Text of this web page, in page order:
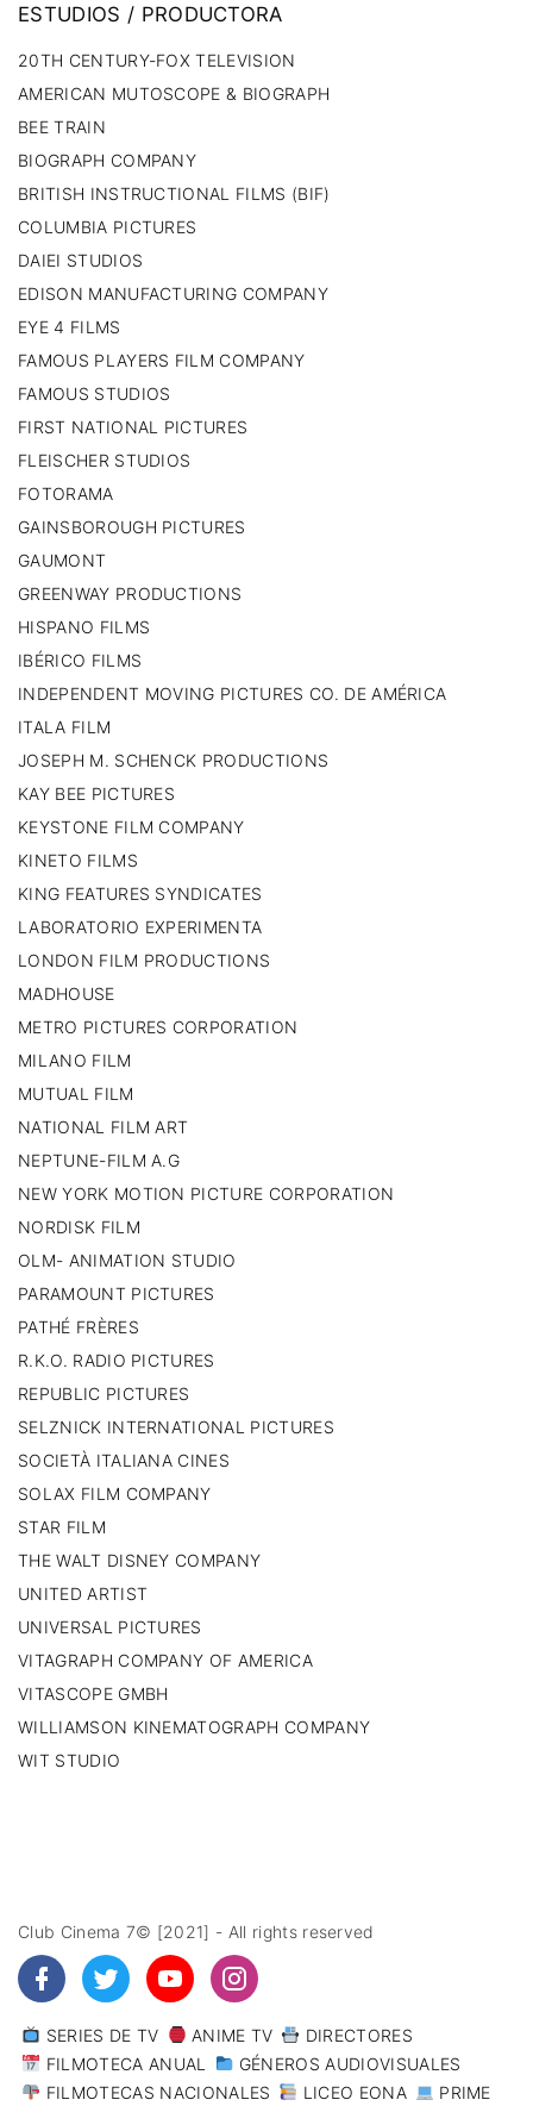
ESTUDIOS / PRODUCTORA
20TH CENTURY-FOX TELEVISION
AMERICAN MUTOSCOPE & BIOGRAPH
BEE TRAIN
BIOGRAPH COMPANY
BRITISH INSTRUCTIONAL FILMS (BIF)
COLUMBIA PICTURES
DAIEI STUDIOS
EDISON MANUFACTURING COMPANY
EYE 4 FILMS
FAMOUS PLAYERS FILM COMPANY
FAMOUS STUDIOS
FIRST NATIONAL PICTURES
FLEISCHER STUDIOS
FOTORAMA
GAINSBOROUGH PICTURES
GAUMONT
GREENWAY PRODUCTIONS
HISPANO FILMS
IBÉRICO FILMS
INDEPENDENT MOVING PICTURES CO. DE AMÉRICA
ITALA FILM
JOSEPH M. SCHENCK PRODUCTIONS
KAY BEE PICTURES
KEYSTONE FILM COMPANY
KINETO FILMS
KING FEATURES SYNDICATES
LABORATORIO EXPERIMENTA
LONDON FILM PRODUCTIONS
MADHOUSE
METRO PICTURES CORPORATION
MILANO FILM
MUTUAL FILM
NATIONAL FILM ART
NEPTUNE-FILM A.G
NEW YORK MOTION PICTURE CORPORATION
NORDISK FILM
OLM- ANIMATION STUDIO
PARAMOUNT PICTURES
PATHÉ FRÈRES
R.K.O. RADIO PICTURES
REPUBLIC PICTURES
SELZNICK INTERNATIONAL PICTURES
SOCIETÀ ITALIANA CINES
SOLAX FILM COMPANY
STAR FILM
THE WALT DISNEY COMPANY
UNITED ARTIST
UNIVERSAL PICTURES
VITAGRAPH COMPANY OF AMERICA
VITASCOPE GMBH
WILLIAMSON KINEMATOGRAPH COMPANY
WIT STUDIO
Club Cinema 7© [2021] - All rights reserved
SERIES DE TV ANIME TV
DIRECTORES
FILMOTECA ANUAL
GÉNEROS AUDIOVISUALES
FILMOTECAS NACIONALES
LICEO EONA PRIME